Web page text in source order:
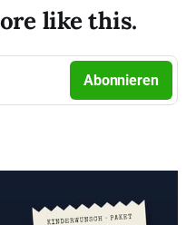
like this.
Abonnieren